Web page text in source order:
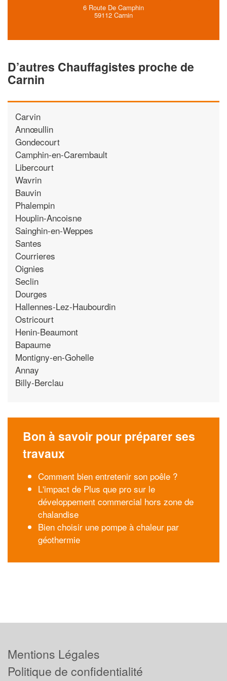
6 Route De Camphin
59112 Carnin
D’autres Chauffagistes proche de
Carnin
Carvin
Annœullin
Gondecourt
Camphin-en-Carembault
Libercourt
Wavrin
Bauvin
Phalempin
Houplin-Ancoisne
Sainghin-en-Weppes
Santes
Courrieres
Oignies
Seclin
Dourges
Hallennes-Lez-Haubourdin
Ostricourt
Henin-Beaumont
Bapaume
Montigny-en-Gohelle
Annay
Billy-Berclau
Bon à savoir pour préparer ses
travaux
Comment bien entretenir son poêle ?
L'impact de Plus que pro sur le
développement commercial hors zone de
chalandise
Bien choisir une pompe à chaleur par
géothermie
Mentions Légales
Politique de confidentialité